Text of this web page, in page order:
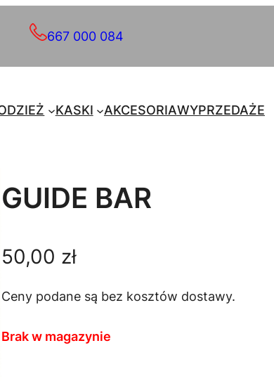
667 000 084
KASKI AKCESORIAWYPRZEDAŻE
GUIDE BAR
50,00 zł
Ceny podane są bez kosztów dostawy.
Brak w magazynie